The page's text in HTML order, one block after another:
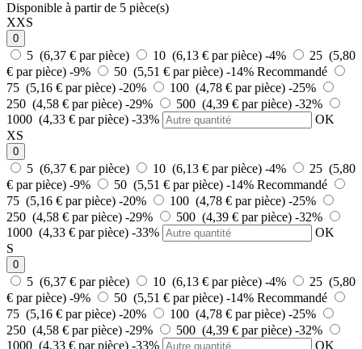
Disponible à partir de 5 pièce(s)
XXS
0
5 (6,37 € par pièce) 10 (6,13 € par pièce) -4%
25 (5,80
€ par pièce) -9% 50 (5,51 € par pièce) -14% Recommandé
75 (5,16 € par pièce) -20% 100 (4,78 € par pièce) -25%
250 (4,58 € par pièce) -29% 500 (4,39 € par pièce) -32%
1000 (4,33 € par pièce) -33%
OK
XS
0
5 (6,37 € par pièce) 10 (6,13 € par pièce) -4%
25 (5,80
€ par pièce) -9% 50 (5,51 € par pièce) -14% Recommandé
75 (5,16 € par pièce) -20% 100 (4,78 € par pièce) -25%
250 (4,58 € par pièce) -29% 500 (4,39 € par pièce) -32%
1000 (4,33 € par pièce) -33%
OK
S
0
5 (6,37 € par pièce) 10 (6,13 € par pièce) -4%
25 (5,80
€ par pièce) -9% 50 (5,51 € par pièce) -14% Recommandé
75 (5,16 € par pièce) -20% 100 (4,78 € par pièce) -25%
250 (4,58 € par pièce) -29% 500 (4,39 € par pièce) -32%
1000 (4,33 € par pièce) -33%
OK